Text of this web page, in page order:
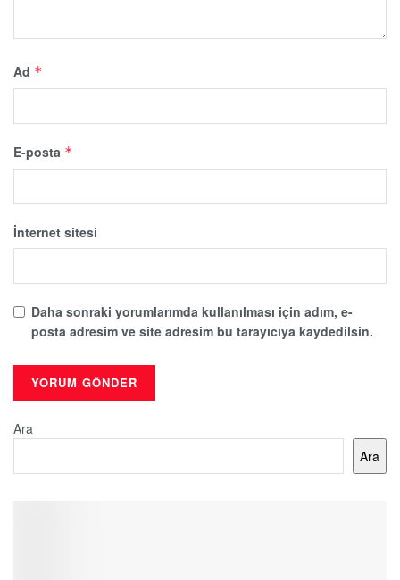
Ad *
E-posta *
İnternet sitesi
Daha sonraki yorumlarımda kullanılması için adım, e-
posta adresim ve site adresim bu tarayıcıya kaydedilsin.
Ara
Ara